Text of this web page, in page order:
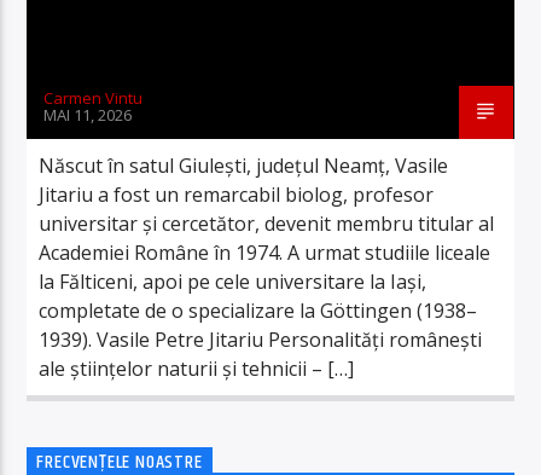
Carmen Vintu
MAI 11, 2026
Născut în satul Giulești, județul Neamț, Vasile
Jitariu a fost un remarcabil biolog, profesor
universitar și cercetător, devenit membru titular al
Academiei Române în 1974. A urmat studiile liceale
la Fălticeni, apoi pe cele universitare la Iași,
completate de o specializare la Göttingen (1938–
1939). Vasile Petre Jitariu Personalități românești
ale științelor naturii și tehnicii – […]
FRECVENȚELE NOASTRE